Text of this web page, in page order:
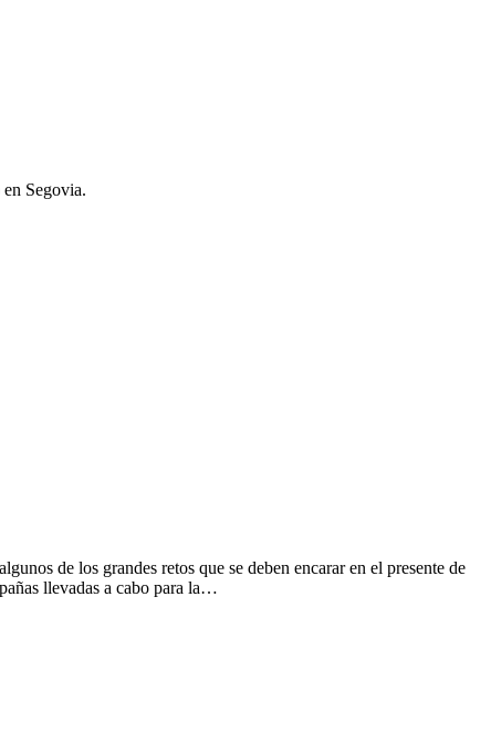
Segovia.
de los grandes retos que se deben encarar en el presente de
llevadas a cabo para la…